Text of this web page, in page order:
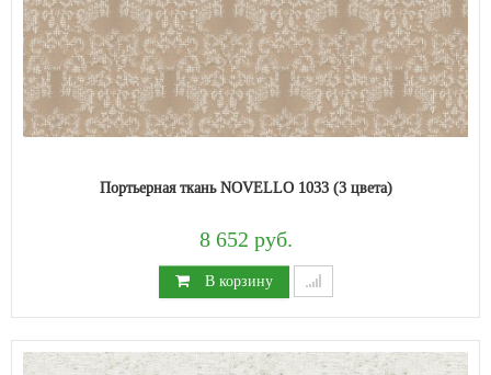
Портьерная ткань NOVELLO 1033 (3 цвета)
8 652 руб.
В корзину